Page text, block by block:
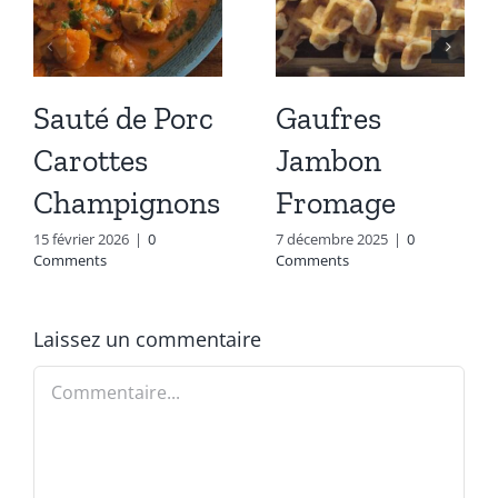
Sauté de Porc
Carottes
Champignons
15 février 2026 | 0
Comments
Gaufres
Jambon
Fromage
7 décembre 2025 | 0
Comments
Laissez un commentaire
Commentaire